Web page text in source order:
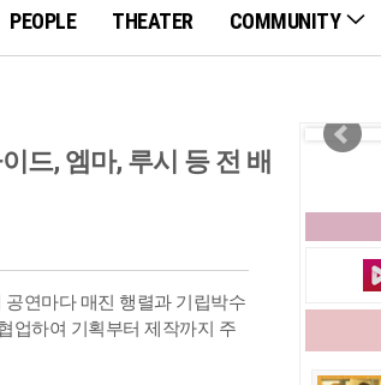
PEOPLE THEATER COMMUNITY
드, 엠마, 루시 등 전 배
공연마다 매진 행렬과 기립박수
업하여 기획부터 제작까지 주